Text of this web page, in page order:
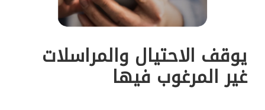
يوقف الاحتيال والمراسلات
غير المرغوب فيها